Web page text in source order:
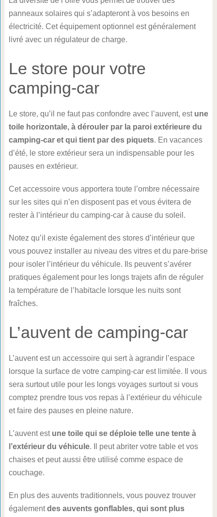
panneaux solaires qui s’adapteront à vos besoins en
électricité. Cet équipement optionnel est généralement
livré avec un régulateur de charge.
Le store pour votre
camping-car
Le store, qu’il ne faut pas confondre avec l’auvent, est une
toile horizontale, à dérouler par la paroi extérieure du
camping-car et qui tient par des piquets. En vacances
d’été, le store extérieur sera un indispensable pour les
pauses en extérieur.
Cet accessoire vous apportera toute l’ombre nécessaire
sur les sites qui n’en disposent pas et vous évitera de
rester à l’intérieur du camping-car à cause du soleil.
Notez qu’il existe également des stores d’intérieur que
vous pouvez installer au niveau des vitres et du pare-brise
pour isoler l’intérieur du véhicule. Ils peuvent s’avérer
pratiques également pour les longs trajets afin de réguler
la température de l’habitacle lorsque les nuits sont
fraîches.
L’auvent de camping-car
L’auvent est un accessoire qui sert à agrandir l’espace
lorsque la surface de votre camping-car est limitée. Il vous
sera surtout utile pour les longs voyages surtout si vous
comptez prendre tous vos repas à l’extérieur du véhicule
et faire des pauses en pleine nature.
L’auvent est une toile qui se déploie telle une tente à
l’extérieur du véhicule. Il peut abriter votre table et vos
chaises et peut aussi être utilisé comme espace de
couchage.
En plus des auvents traditionnels, vous pouvez trouver
égalementdes auvents gonflables, qui sont plus